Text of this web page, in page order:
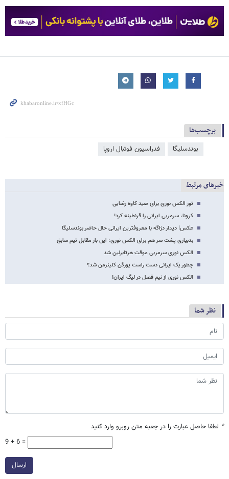
برچسب‌ها
بوندسلیگا فدراسیون فوتبال اروپا
خبرهای مرتبط
تور الکس نوری برای صید کاوه رضایی
کرونا، سرمربی ایرانی را قرنطینه کرد!
عکس| دیدار دژاگه با معروفترین ایرانی حال حاضر بوندسلیگا
بدبیاری پشت سر هم برای الکس نوری؛ این بار مقابل تیم سابق
الکس نوری سرمربی موقت هرتابرلین شد
چطور یک ایرانی دست راست یورگن کلینزمن شد؟
الکس نوری از نیم فصل در لیگ ایران!
نظر شما
* لطفا حاصل عبارت را در جعبه متن روبرو وارد کنید
9 + 6 =
ارسال